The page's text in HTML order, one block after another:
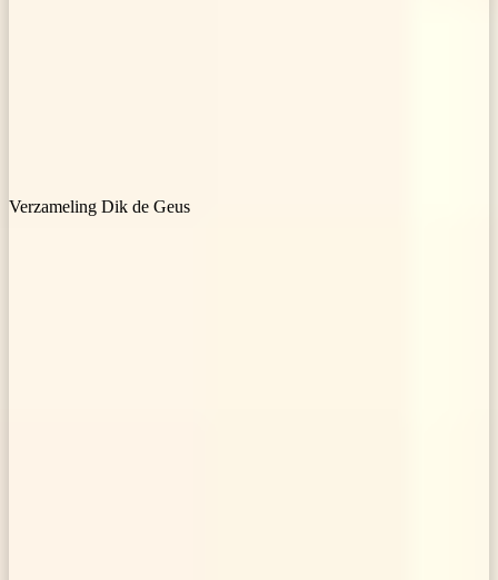
Verzameling Dik de Geus